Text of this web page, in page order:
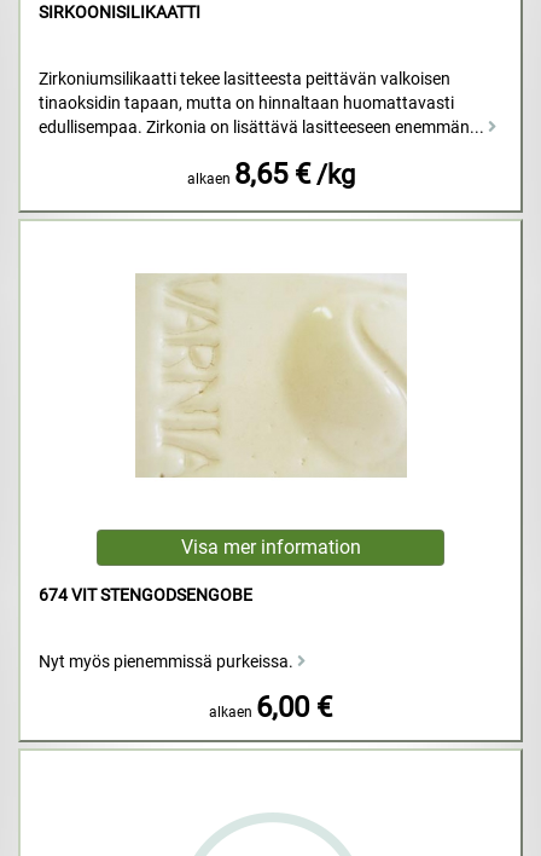
SIRKOONISILIKAATTI
Zirkoniumsilikaatti tekee lasitteesta peittävän valkoisen
tinaoksidin tapaan, mutta on hinnaltaan huomattavasti
edullisempaa. Zirkonia on lisättävä lasitteeseen enemmän...
alkaen 8,65 € /kg
674 VIT STENGODSENGOBE
Nyt myös pienemmissä purkeissa.
alkaen 6,00 €